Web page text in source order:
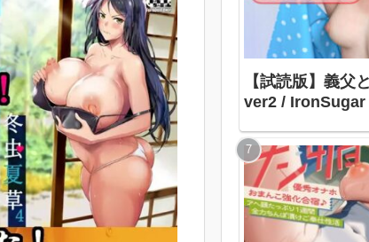
【試読版】義父
ver2 / IronSugar